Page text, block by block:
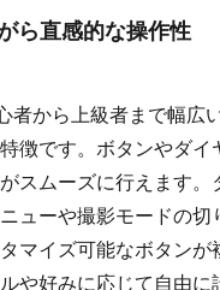
ら直感的な操作性
者から上級者まで幅広
徴です。ボタンやダイ
スムーズに行えます。
ューや撮影モードの切
マイズ可能なボタンが
や好みに応じて自由に